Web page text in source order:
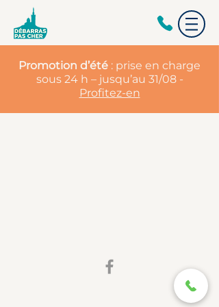
Promotion d’été : prise en charge
sous 24 h – jusqu’au 31/08 -
Profitez-en